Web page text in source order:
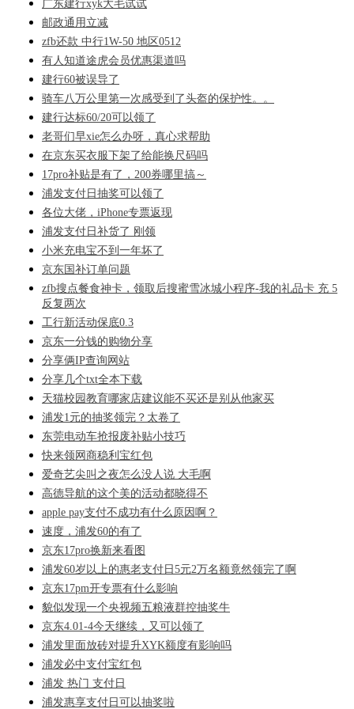
广东建行xyk大毛试试
邮政通用立减
zfb还款 中行1W-50 地区0512
有人知道途虎会员优惠渠道吗
建行60被误导了
骑车八万公里第一次感受到了头盔的保护性。。
建行达标60/20可以领了
老哥们早xie怎么办呀，真心求帮助
在京东买衣服下架了给能换尺码吗
17pro补贴是有了，200券哪里搞～
浦发支付日抽奖可以领了
各位大佬，iPhone专票返现
浦发支付日补货了 刚领
小米充电宝不到一年坏了
京东国补订单问题
zfb搜点餐食神卡，领取后搜蜜雪冰城小程序-我的礼品卡 充 5
反复两次
工行新活动保底0.3
京东一分钱的购物分享
分享俩IP查询网站
分享几个txt全本下载
天猫校园教育哪家店建议能不买还是别从他家买
浦发1元的抽奖领完？太卷了
东莞电动车抢报废补贴小技巧
快来领网商稳利宝红包
爱奇艺尖叫之夜怎么没人说 大毛啊
高德导航的这个美的活动都晓得不
apple pay支付不成功有什么原因啊？
速度，浦发60的有了
京东17pro换新来看图
浦发60岁以上的惠老支付日5元2万名额竟然领完了啊
京东17pm开专票有什么影响
貌似发现一个央视频五粮液群控抽奖牛
京东4.01-4今天继续，又可以领了
浦发里面放砖对提升XYK额度有影响吗
浦发必中支付宝红包
浦发 热门 支付日
浦发惠享支付日可以抽奖啦